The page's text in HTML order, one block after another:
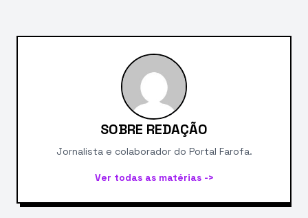
SOBRE REDAÇÃO
Jornalista e colaborador do Portal Farofa.
Ver todas as matérias ->